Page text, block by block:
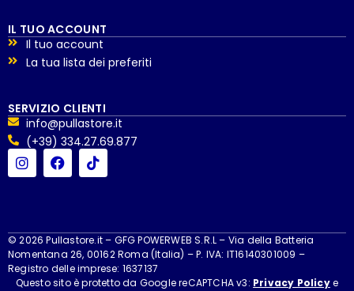
IL TUO ACCOUNT
Il tuo account
La tua lista dei preferiti
SERVIZIO CLIENTI
info@pullastore.it
(+39) 334.27.69.877
© 2026 Pullastore.it – GFG POWERWEB S.R.L – Via della Batteria
Nomentana 26, 00162 Roma (Italia) – P. IVA: IT16140301009 –
Registro delle imprese: 1637137
Questo sito è protetto da Google reCAPTCHA v3: Privacy Policye